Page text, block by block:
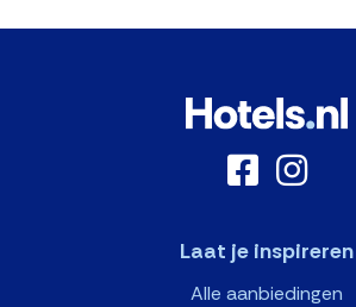
Laat je inspireren
Alle aanbiedingen